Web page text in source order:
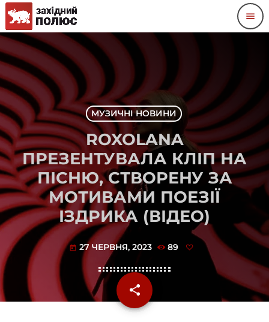
menu
МУЗИЧНІ НОВИНИ
ROXOLANA
ПРЕЗЕНТУВАЛА КЛІП НА
ПІСНЮ, СТВОРЕНУ ЗА
МОТИВАМИ ПОЕЗІЇ
ІЗДРИКА (ВІДЕО)
today 27 ЧЕРВНЯ, 2023 89
share
email